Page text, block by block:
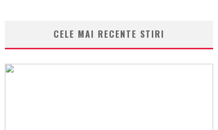
CELE MAI RECENTE STIRI